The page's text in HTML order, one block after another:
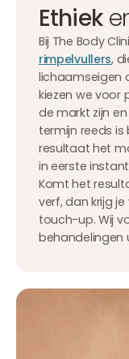
Ethiek
Bij The Body
rimpelvullers,
lichaamseigen
kiezen we voor
de markt zijn
termijn reeds is
resultaat het
in eerste
Komt het
verf, dan krijg
touch-up. Wij
behandelingen